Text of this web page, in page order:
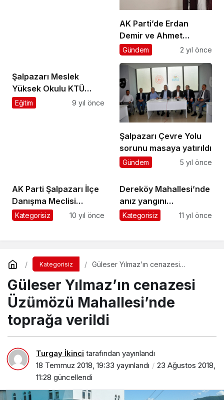
AK Parti’de Erdan
Demir ve Ahmet
Karaçoban da
Gündem 2 yıl önce
Şalpazarı Meslek
Yüksek Okulu KTÜ
Senatosunda
Eğitim 9 yıl önce
Şalpazarı Çevre Yolu
sorunu masaya yatırıldı
Gündem 5 yıl önce
AK Parti Şalpazarı İlçe
Danışma Meclisi
toplantısı yapıldı
Kategorisiz 10 yıl önce
Dereköy Mahallesi’nde
anız yangını
söndürülmeye
Kategorisiz 11 yıl önce
Kategorisiz
Güleser Yılmaz’ın cenazesi
verildi
Güleser Yılmaz’ın cenazesi
Üzümözü Mahallesi’nde
toprağa verildi
Turgay İkinci tarafından yayınlandı
18 Temmuz 2018, 19:33 yayınlandı
23 Ağustos 2018,
11:28 güncellendi